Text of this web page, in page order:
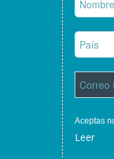
Aceptas
Leer